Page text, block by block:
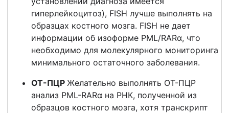
гиперлейкоцитоз), FISH лучше выполнять на
образцах костного мозга. FISH не дает
информации об изоформе PML/RARα, что
необходимо для молекулярного мониторинга
минимального остаточного заболевания.
ОТ-ПЦР Желательно выполнять ОТ-ПЦР
анализ PML-RARα на РНК, полученной из
образцов костного мозга, хотя транскрипт